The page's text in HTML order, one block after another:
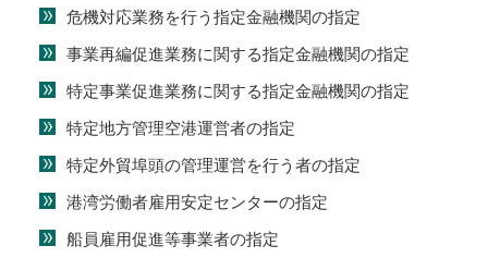
危機対応業務を行う指定金融機関の指定
事業再編促進業務に関する指定金融機関の指定
特定事業促進業務に関する指定金融機関の指定
特定地方管理空港運営者の指定
特定外貿埠頭の管理運営を行う者の指定
港湾労働者雇用安定センターの指定
船員雇用促進等事業者の指定